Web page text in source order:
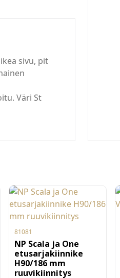
sivu, pit
Väri St
81081
NP Scala ja One
etusarjakiinnike
H90/186 mm
ruuvikiinnitys